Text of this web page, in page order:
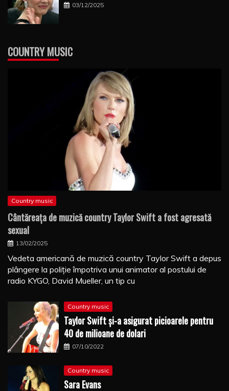
03/12/2025
COUNTRY MUSIC
Country music
Cântăreaţa de muzică country Taylor Swift a fost agresată
sexual
13/02/2025
Vedeta americană de muzică country Taylor Swift a depus
plângere la poliţie împotriva unui animator al postului de
radio KYGO, David Mueller, un tip cu
Country music
Taylor Swift şi-a asigurat picioarele pentru
40 de milioane de dolari
07/10/2022
Country music
Sara Evans